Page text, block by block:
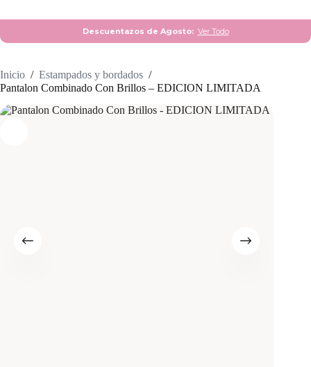
Descuentazos de Agosto: Ver Todo
Inicio / Estampados y bordados /
Pantalon Combinado Con Brillos – EDICION LIMITADA